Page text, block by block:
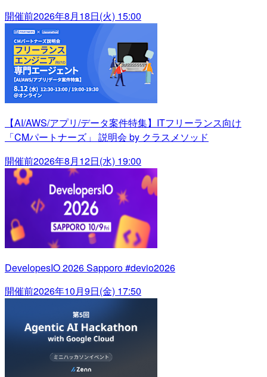
開催前2026年8月18日(火) 15:00
【AI/AWS/アプリ/データ案件特集】ITフリーランス向け
「CMパートナーズ」 説明会 by クラスメソッド
開催前2026年8月12日(水) 19:00
DevelopesIO 2026 Sapporo #devio2026
開催前2026年10月9日(金) 17:50